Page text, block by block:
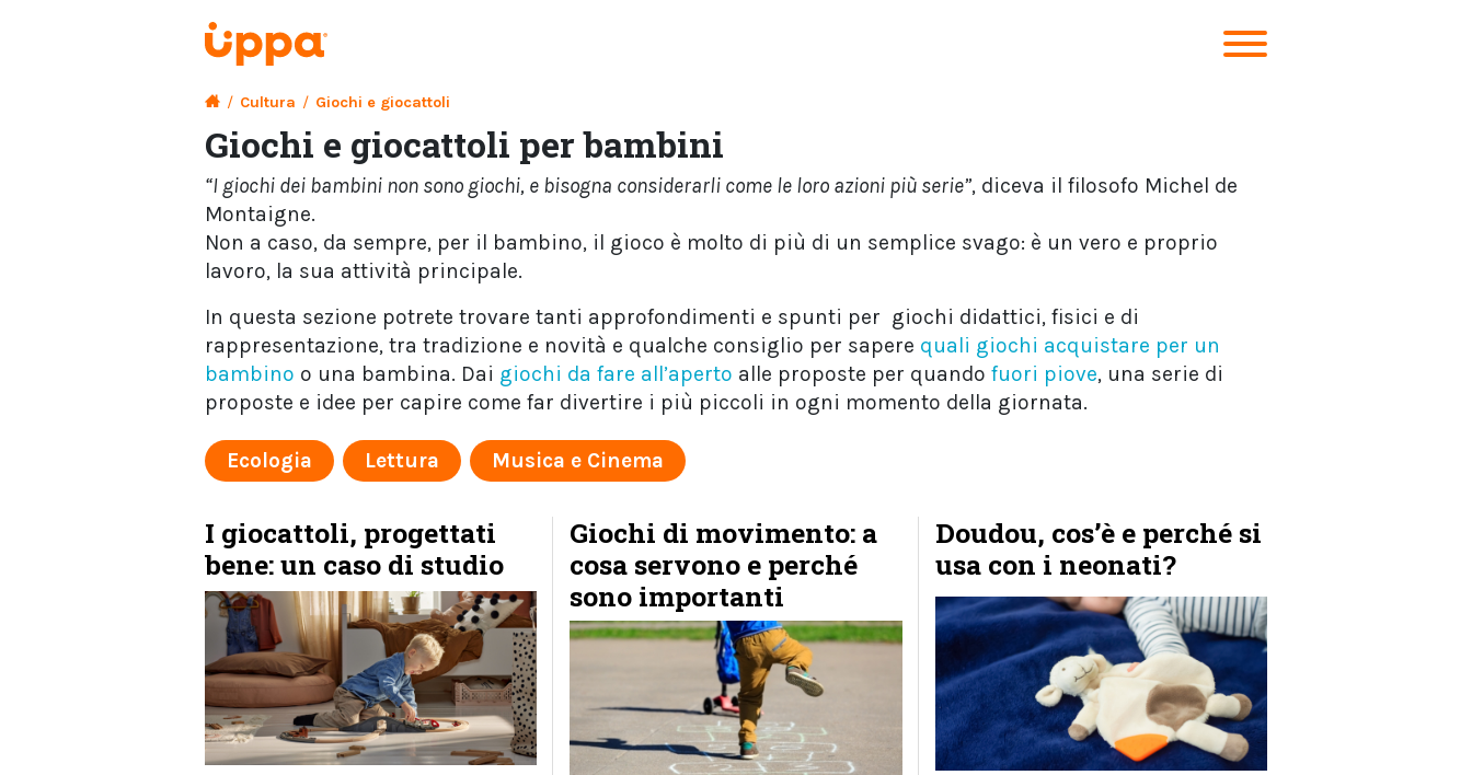
/ Cultura / Giochi e giocattoli
Giochi e giocattoli per bambini
“I giochi dei bambini non sono giochi, e bisogna considerarli come le loro azioni più serie”, diceva il filosofo Michel de
Montaigne.
Non a caso, da sempre, per il bambino, il gioco è molto di più di un semplice svago: è un vero e proprio
lavoro, la sua attività principale.
In questa sezione potrete trovare tanti approfondimenti e spunti per giochi didattici, fisici e di
rappresentazione, tra tradizione e novità e qualche consiglio per sapere quali giochi acquistare per un
bambino o una bambina. Dai giochi da fare all’aperto alle proposte per quando fuori piove, una serie di
proposte e idee per capire come far divertire i più piccoli in ogni momento della giornata.
Ecologia Lettura Musica e Cinema
I giocattoli, progettati
bene: un caso di studio
Giochi di movimento: a
cosa servono e perché
sono importanti
Doudou, cos’è e perché si
usa con i neonati?